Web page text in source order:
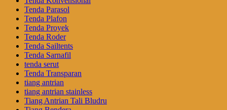
Tenda Parasol
Tenda Plafon
Tenda Proyek
Tenda Roder
Tenda Sailtents
Tenda Sarnafil
tenda serut
Tenda Transparan
tiang antrian
tiang antrian stainless
Tiang Antrian Tali Bludru